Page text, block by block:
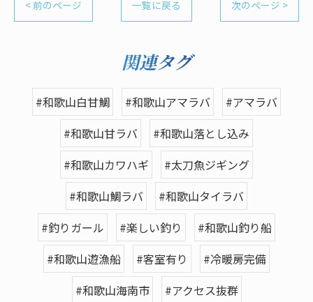
< 前のページ 一覧に戻る 次のページ >
関連タグ
#和歌山白甘鯛 #和歌山アマラバ
#アマラバ
#和歌山甘ラバ
#和歌山落とし込み
#和歌山カワハギ
#太刀魚ジギング
#和歌山鯛ラバ
#和歌山タイラバ
#釣りガール
#楽しい釣り
#和歌山釣り船
#和歌山遊漁船
#客室有り
#冷暖房完備
#和歌山海南市
#アクセス抜群